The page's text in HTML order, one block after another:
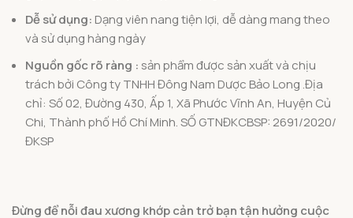
Dễ sử dụng: Dạng viên nang tiện lợi, dễ dàng mang theo
và sử dụng hàng ngày
Nguồn gốc rõ ràng : sản phẩm được sản xuất và chịu
trách bởi Công ty TNHH Đông Nam Dược Bảo Long .Địa
chỉ: Số 02, Đường 430, Ấp 1, Xã Phước Vĩnh An, Huyện Củ
Chi, Thành phố Hồ Chí Minh. SỐ GTNĐKCBSP: 2691/2020/
ĐKSP
Đừng để nỗi đau xương khớp cản trở bạn tận hưởng cuộc